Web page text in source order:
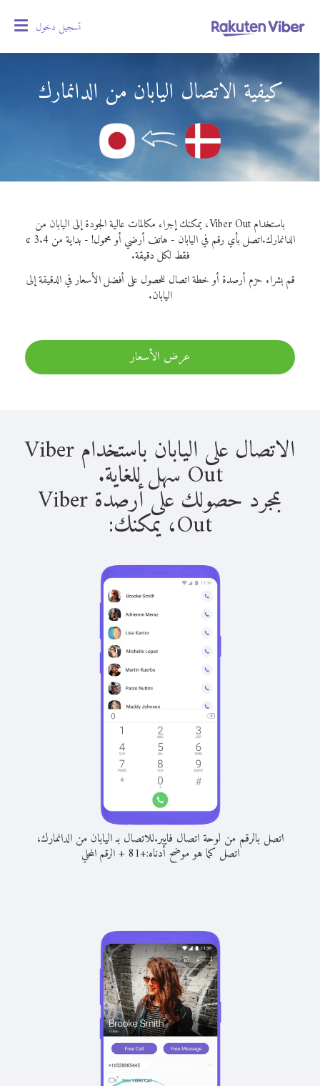
تسجيل دخول
كيفية الاتصال اليابان من الدانمارك
باستخدام Viber Out، يمكنك إجراء مكالمات عالية الجودة إلى اليابان من
الدانمارك.
اتصل بأي رقم في اليابان - هاتف أرضي أو محمول! - بداية من 3.4 ¢
فقط لكل دقيقة.
قم بشراء حزم أرصدة أو خطة اتصال للحصول على أفضل الأسعار في الدقيقة إلى
اليابان.
عرض الأسعار
الاتصال على اليابان باستخدام Viber
Out سهل للغاية.
بمجرد حصولك على أرصدة Viber
Out، يمكنك:
اتصل بالرقم من لوحة اتصال فايبر.للاتصال بـ اليابان من الدانمارك،
اتصل كما هو موضح أدناه:+
81
+الرقم المحلي